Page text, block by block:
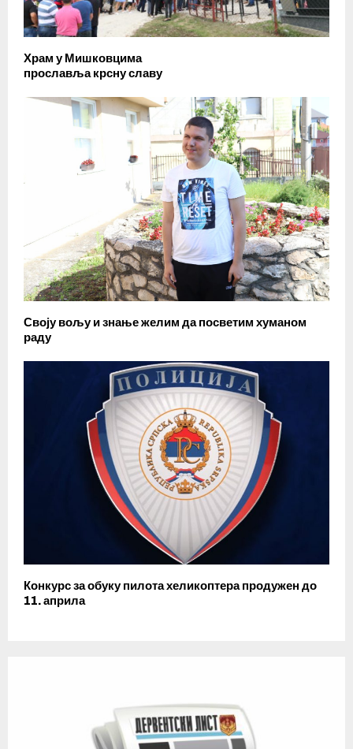
Храм у Мишковцима
прославља крсну славу
Своју вољу и знање желим да посветим хуманом
раду
Конкурс за обуку пилота хеликоптера продужен до
11. априла